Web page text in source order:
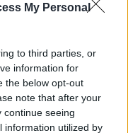
My Personal
to third parties, or
information for
the below opt-out
note that after your
continue seeing
information utilized by